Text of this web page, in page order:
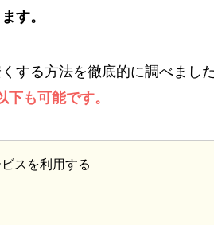
す。
する方法を徹底的に調べました
も可能です。
スを利用する